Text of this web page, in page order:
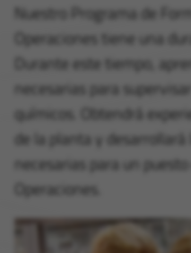
Nuestro Programa de
Operaciones tiene una
Durante este tiempo,
necesarias para
químicos. Obtendrá
de la planta y
necesarias para un
Operaciones.